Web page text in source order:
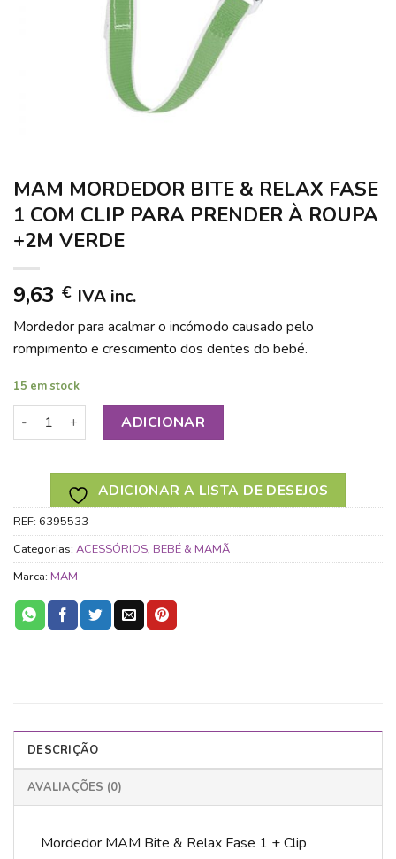
MAM MORDEDOR BITE & RELAX FASE
1 COM CLIP PARA PRENDER À ROUPA
+2M VERDE
9,63 € IVA inc.
Mordedor para acalmar o incómodo causado pelo
rompimento e crescimento dos dentes do bebé.
15 em stock
Quantidade de MAM MORDEDOR BITE & RELAX FASE 1
ADICIONAR
ADICIONAR A LISTA DE DESEJOS
REF: 6395533
Categorias: ACESSÓRIOS, BEBÉ & MAMÃ
Marca: MAM
DESCRIÇÃO
AVALIAÇÕES (0)
Mordedor MAM Bite & Relax Fase 1 + Clip